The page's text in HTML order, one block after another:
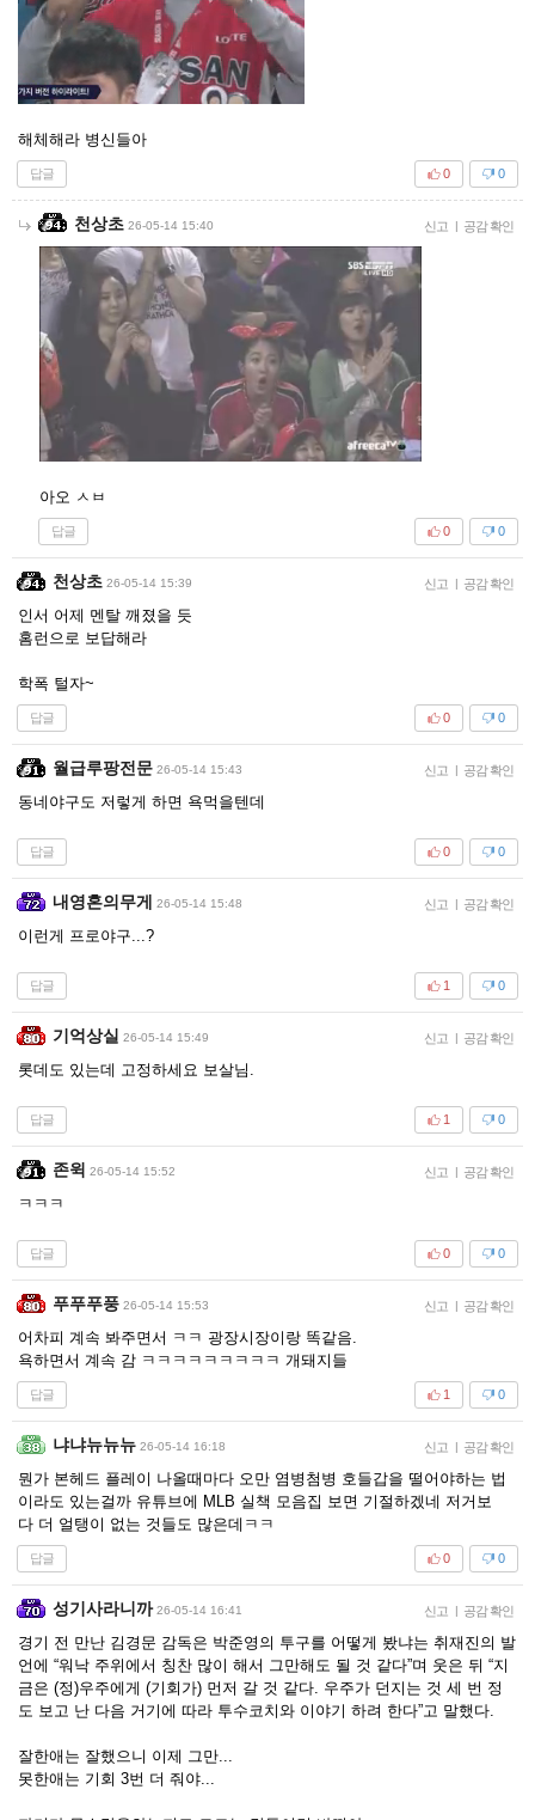
해체해라 병신들아
답글 0
0
천상초 26-05-14 15:40 신고 | 공감 확인
아오 ㅅㅂ
답글 0
0
천상초 26-05-14 15:39 신고 | 공감 확인
인서 어제 멘탈 깨졌을 듯
홈런으로 보답해라
학폭 털자~
답글 0
0
월급루팡전문 26-05-14 15:43 신고 | 공감 확인
동네야구도 저렇게 하면 욕먹을텐데
답글 0
0
내영혼의무게 26-05-14 15:48 신고 | 공감 확인
이런게 프로야구...?
답글 0
1
기억상실 26-05-14 15:49 신고 | 공감 확인
롯데도 있는데 고정하세요 보살님.
답글 0
1
존윅 26-05-14 15:52 신고 | 공감 확인
ㅋㅋㅋ
답글 0
0
푸푸푸풍 26-05-14 15:53 신고 | 공감 확인
어차피 계속 봐주면서 ㅋㅋ 광장시장이랑 똑같음.
욕하면서 계속 감 ㅋㅋㅋㅋㅋㅋㅋㅋㅋ 개돼지들
답글 0
1
냐냐뉴뉴뉴 26-05-14 16:18 신고 | 공감 확인
뭔가 본헤드 플레이 나올때마다 오만 염병첨병 호들갑을 떨어야하는 법
이라도 있는걸까 유튜브에 MLB 실책 모음집 보면 기절하겠네 저거보
다 더 얼탱이 없는 것들도 많은데ㅋㅋ
답글 0
0
성기사라니까 26-05-14 16:41 신고 | 공감 확인
경기 전 만난 김경문 감독은 박준영의 투구를 어떻게 봤냐는 취재진의 발
언에 “워낙 주위에서 칭찬 많이 해서 그만해도 될 것 같다”며 웃은 뒤 “지
금은 (정)우주에게 (기회가) 먼저 갈 것 같다. 우주가 던지는 것 세 번 정
도 보고 난 다음 거기에 따라 투수코치와 이야기 하려 한다”고 말했다.
잘한애는 잘했으니 이제 그만...
못한애는 기회 3번 더 줘야...